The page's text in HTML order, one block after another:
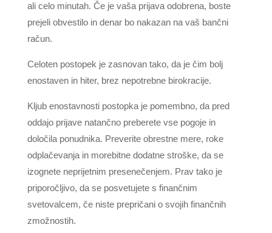
ali celo minutah. Če je vaša prijava odobrena, boste
prejeli obvestilo in denar bo nakazan na vaš bančni
račun.
Celoten postopek je zasnovan tako, da je čim bolj
enostaven in hiter, brez nepotrebne birokracije.
Kljub enostavnosti postopka je pomembno, da pred
oddajo prijave natančno preberete vse pogoje in
določila ponudnika. Preverite obrestne mere, roke
odplačevanja in morebitne dodatne stroške, da se
izognete neprijetnim presenečenjem. Prav tako je
priporočljivo, da se posvetujete s finančnim
svetovalcem, če niste prepričani o svojih finančnih
zmožnostih.